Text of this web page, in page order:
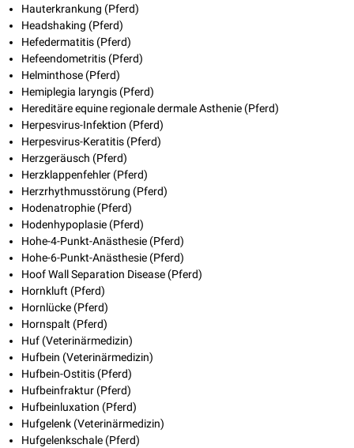
Hauterkrankung (Pferd)
Headshaking (Pferd)
Hefedermatitis (Pferd)
Hefeendometritis (Pferd)
Helminthose (Pferd)
Hemiplegia laryngis (Pferd)
Hereditäre equine regionale dermale Asthenie (Pferd)
Herpesvirus-Infektion (Pferd)
Herpesvirus-Keratitis (Pferd)
Herzgeräusch (Pferd)
Herzklappenfehler (Pferd)
Herzrhythmusstörung (Pferd)
Hodenatrophie (Pferd)
Hodenhypoplasie (Pferd)
Hohe-4-Punkt-Anästhesie (Pferd)
Hohe-6-Punkt-Anästhesie (Pferd)
Hoof Wall Separation Disease (Pferd)
Hornkluft (Pferd)
Hornlücke (Pferd)
Hornspalt (Pferd)
Huf (Veterinärmedizin)
Hufbein (Veterinärmedizin)
Hufbein-Ostitis (Pferd)
Hufbeinfraktur (Pferd)
Hufbeinluxation (Pferd)
Hufgelenk (Veterinärmedizin)
Hufgelenkschale (Pferd)